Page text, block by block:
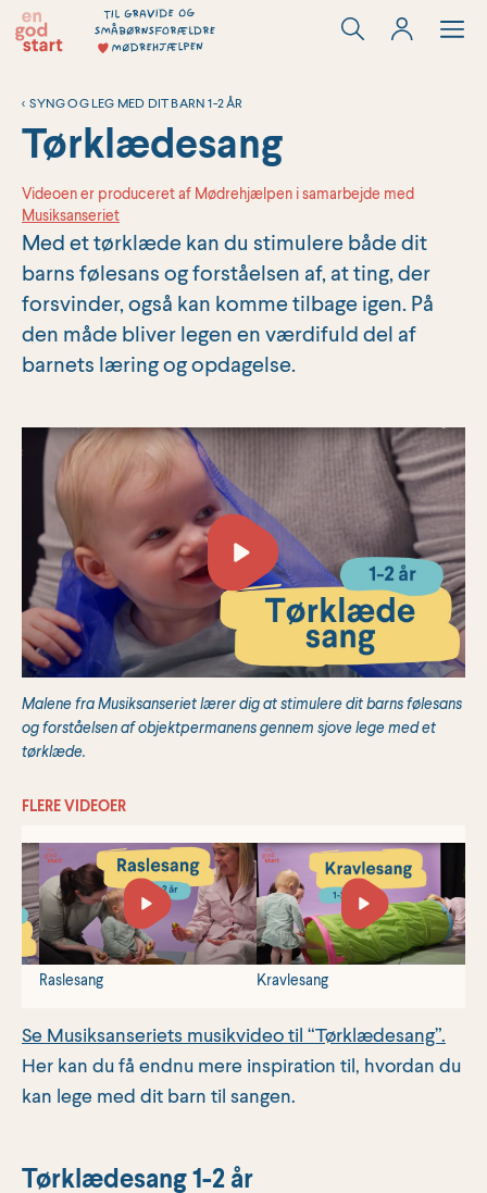
Hop
< SYNG OG LEG MED DIT BARN 1-2 ÅR
Tørklædesang
Videoen er produceret af Mødrehjælpen i samarbejde med
Musiksanseriet
Med et tørklæde kan du stimulere både dit
barns følesans og forståelsen af, at ting, der
forsvinder, også kan komme tilbage igen. På
den måde bliver legen en værdifuld del af
barnets læring og opdagelse.
Malene fra Musiksanseriet lærer dig at stimulere dit barns følesans
og forståelsen af objektpermanens gennem sjove lege med et
tørklæde.
FLERE VIDEOER
Raslesang Kravlesang
Se Musiksanseriets musikvideo til “Tørklædesang”.
Her kan du få endnu mere inspiration til, hvordan du
kan lege med dit barn til sangen.
Tørklædesang 1-2 år